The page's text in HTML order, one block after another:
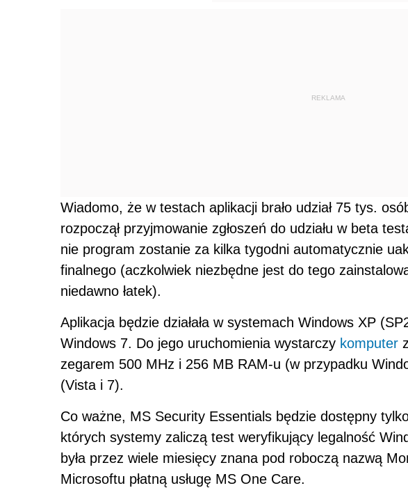
REKLAMA
Wiadomo, że w testach aplikacji brało udział 75 tys.
rozpoczął przyjmowanie zgłoszeń do udziału w beta
nie program zostanie za kilka tygodni automatycznie
finalnego (aczkolwiek niezbędne jest do tego
niedawno łatek).
Aplikacja będzie działała w systemach Windows XP
Windows 7. Do jego uruchomienia wystarczy komputer
zegarem 500 MHz i 256 MB RAM-u (w przypadku
(Vista i 7).
Co ważne, MS Security Essentials będzie dostępny
których systemy zaliczą test weryfikujący legalność
była przez wiele miesięcy znana pod roboczą nazwą
Microsoftu płatną usługę MS One Care.